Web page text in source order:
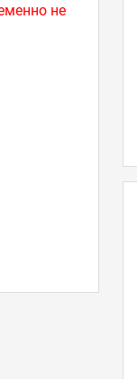
не